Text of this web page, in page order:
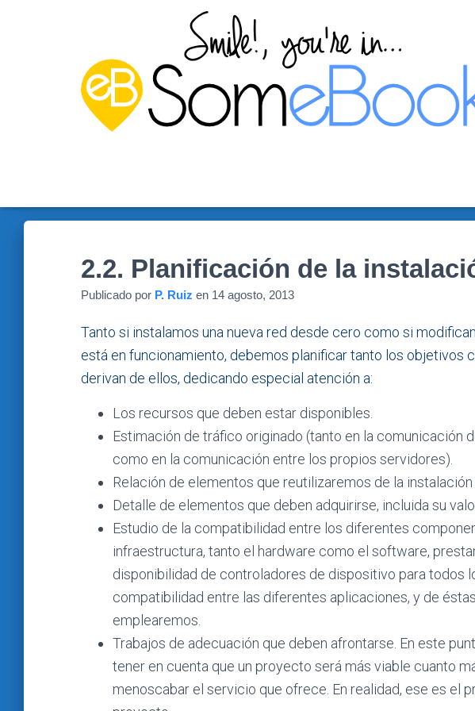
2.2. Planificación de la
Publicado por P. Ruiz en 14 agosto, 2013
Tanto si instalamos una nueva red desde cero como si
está en funcionamiento, debemos planificar tanto los objetivos
derivan de ellos, dedicando especial atención a:
Los recursos que deben estar disponibles.
Estimación de tráfico originado (tanto en la comunicación
como en la comunicación entre los propios servidores).
Relación de elementos que reutilizaremos de la instalación
Detalle de elementos que deben adquirirse, incluida su
Estudio de la compatibilidad entre los diferentes
infraestructura, tanto el hardware como el software,
disponibilidad de controladores de dispositivo para todos
compatibilidad entre las diferentes aplicaciones, y de
emplearemos.
Trabajos de adecuación que deben afrontarse. En este
tener en cuenta que un proyecto será más viable cuanto
menoscabar el servicio que ofrece. En realidad, ese es el